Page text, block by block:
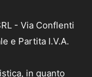
- Via Conflenti
e Partita I.V.A.
in quanto